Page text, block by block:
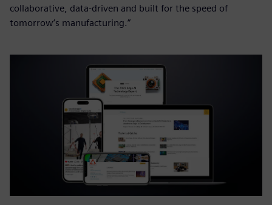
collaborative, data-driven and built for the speed of
tomorrow’s manufacturing.”